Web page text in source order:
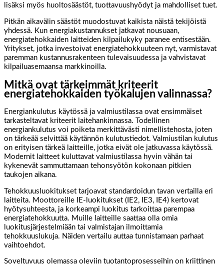
lisäksi myös huoltosäästöt, tuottavuushyödyt ja mahdolliset tuet.
Pitkän aikavälin säästöt muodostuvat kaikista näistä tekijöistä
yhdessä. Kun energiakustannukset jatkavat nousuaan,
energiatehokkaiden laitteiden kilpailukyky paranee entisestään.
Yritykset, jotka investoivat energiatehokkuuteen nyt, varmistavat
paremman kustannusrakenteen tulevaisuudessa ja vahvistavat
kilpailuasemaansa markkinoilla.
Mitkä ovat tärkeimmät kriteerit
energiatehokkaiden työkalujen valinnassa?
Energiankulutus käytössä ja valmiustilassa ovat ensimmäiset
tarkasteltavat kriteerit laitehankinnassa. Todellinen
energiankulutus voi poiketa merkittävästi nimellistehosta, joten
on tärkeää selvittää käytännön kulutustiedot. Valmiustilan kulutus
on erityisen tärkeä laitteille, jotka eivät ole jatkuvassa käytössä.
Modernit laitteet kuluttavat valmiustilassa hyvin vähän tai
kykenevät sammuttamaan tehonsyötön kokonaan pitkien
taukojen aikana.
Tehokkuusluokitukset tarjoavat standardoidun tavan vertailla eri
laitteita. Moottoreille IE-luokitukset (IE2, IE3, IE4) kertovat
hyötysuhteesta, ja korkeampi luokitus tarkoittaa parempaa
energiatehokkuutta. Muille laitteille saattaa olla omia
luokitusjärjestelmiään tai valmistajan ilmoittamia
tehokkuuslukuja. Näiden vertailu auttaa tunnistamaan parhaat
vaihtoehdot.
Soveltuvuus olemassa oleviin tuotantoprosesseihin on kriittinen